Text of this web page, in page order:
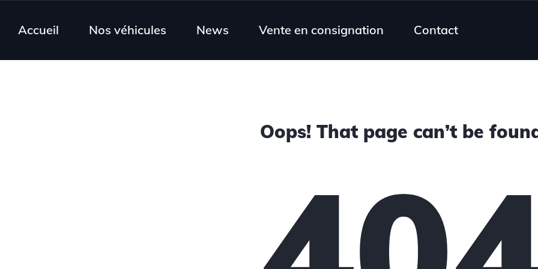
Accueil Nos véhicules News Vente en consignation Contact
Oops! That page can’t be